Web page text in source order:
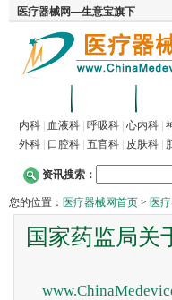
内科 血液科 呼吸科 心内科
外科
口腔科 五官科 皮肤科
资讯搜索：
您的位置： 医疗器械网首页 > 医
国家药监局关